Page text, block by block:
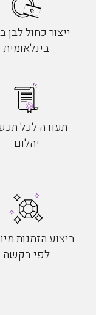
ייצור כחול לבן
בינלאומית
תעודה לכל
יהלום
ביצוע הזמנות
לפי בקשה